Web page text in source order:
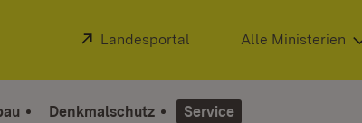
Extern:
Landesportal (Öffnet in neuem Fenster)
Alle Ministerien
Denkmalschutz Service